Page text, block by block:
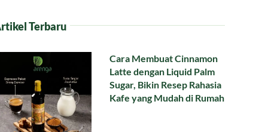
Terbaru
Cara Membuat Cinnamon
Latte dengan Liquid Palm
Sugar, Bikin Resep Rahasia
Kafe yang Mudah di Rumah